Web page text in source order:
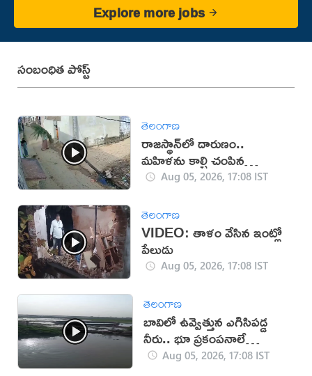
Explore more jobs
సంబంధిత పోస్ట్
తెలంగాణ
రాజస్థాన్‌లో దారుణం..
మహిళను కాల్చి చంపిన
యువకుడు (వీడియో)
Aug 05, 2026, 17:08 IST
తెలంగాణ
VIDEO: తాళం వేసిన ఇంట్లో
పేలుడు
Aug 05, 2026, 17:08 IST
తెలంగాణ
బావిలో ఉవ్వెత్తున ఎగిసిపడ్డ
నీరు.. భూ ప్రకంపనాలే
కారణమా?
Aug 05, 2026, 17:08 IST